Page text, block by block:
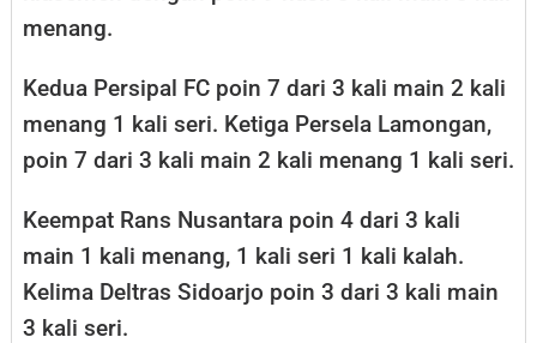
menang.
Kedua Persipal FC poin 7 dari 3 kali main 2 kali
menang 1 kali seri. Ketiga Persela Lamongan,
poin 7 dari 3 kali main 2 kali menang 1 kali seri.
Keempat Rans Nusantara poin 4 dari 3 kali
main 1 kali menang, 1 kali seri 1 kali kalah.
Kelima Deltras Sidoarjo poin 3 dari 3 kali main
3 kali seri.